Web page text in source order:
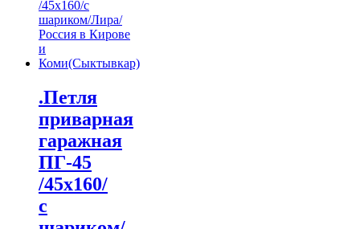
.Петля
приварная
гаражная
ПГ-45
/45х160/
с